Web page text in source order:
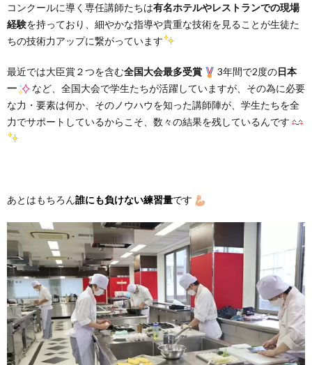
コンクールに導く専任講師たちは有名ホテルやレストランでの現場
経験を持っており、細やかな指導や貴重な技術を見ることが生徒た
ちの技術力アップに繋がっています
最近では大臣賞２つを含む全国大会最多受賞 3年間で2度の日本
一
など、全国大会で学生たちが活躍していますが、その為に必要
な力・要素は何か、そのノウハウを知った講師陣が、学生たちを全
力でサポートしているからこそ、数々の結果を残しているんです
あとはもちろん誰にも負けない練習量です